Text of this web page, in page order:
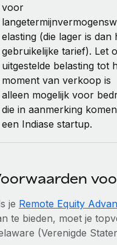
voor
elasting (die lager is dan
gebruikelijke tarief). Let
uitgestelde belasting tot
moment van verkoop is
alleen mogelijk voor
die in aanmerking
een Indiase startup.
je Remote Equity
te bieden, moet je
(Verenigde